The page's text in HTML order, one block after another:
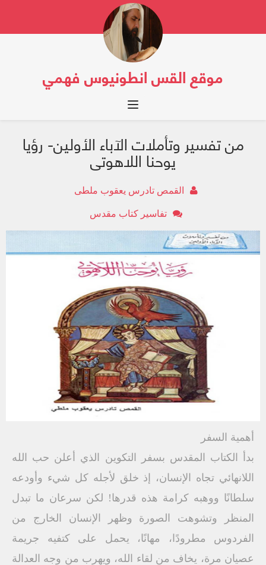
موقع القس انطونيوس فهمي
Toggle navigation
من تفسير وتأملات الآباء الأولين- رؤيا
يوحنا اللاهوتى
القمص تادرس يعقوب ملطى
تفاسير كتاب مقدس
أهمية السفر
بدأ الكتاب المقدس بسفر التكوين الذي أعلن حب الله
اللانهائي تجاه الإنسان، إذ خلق لأجله كل شيء وأودعه
سلطانًا ووهبه كرامة هذه قدرها! لكن سرعان ما تبدل
المنظر وتشوهت الصورة وظهر الإنسان الخارج من
الفردوس مطرودًا، مهانًا، يحمل على كتفيه جريمة
عصيان مرة، يخاف من لقاء الله، ويهرب من وجه العدالة